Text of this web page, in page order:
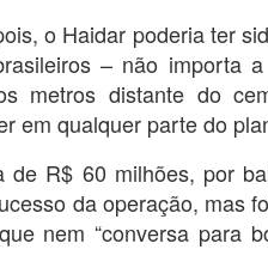
o Haidar poderia ter
– não importa
metros distante do
em qualquer parte do
de R$ 60 milhões, por
da operação, mas
nem “conversa para